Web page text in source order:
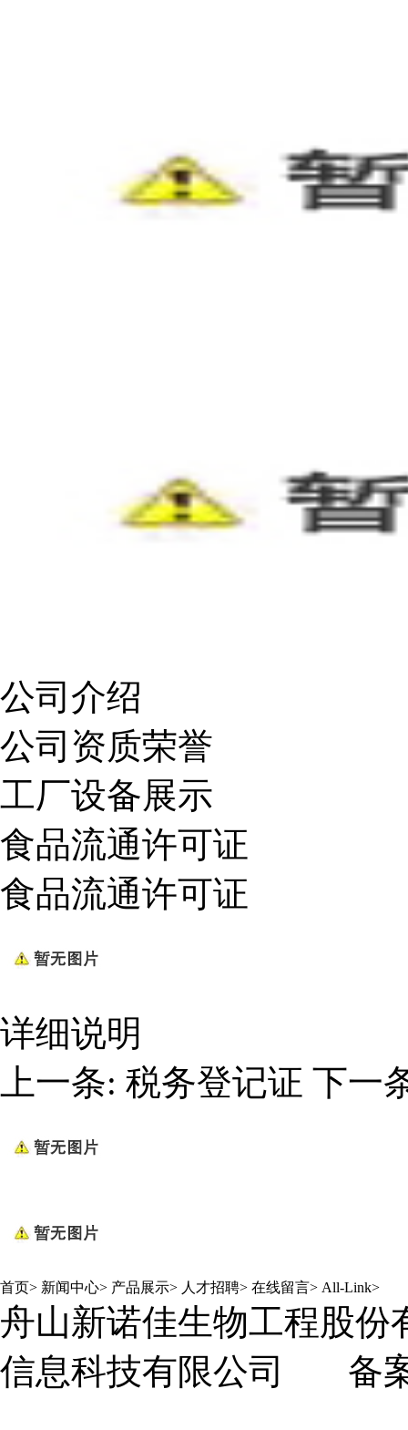
公司介绍
公司资质荣誉
工厂设备展示
食品流通许可证
食品流通许可证
详细说明
上一条: 税务登记证 下一
首页> 新闻中心> 产品展示> 人才招聘> 在线留言> All-Link>
舟山新诺佳生物工程股
信息科技有限公司
备案